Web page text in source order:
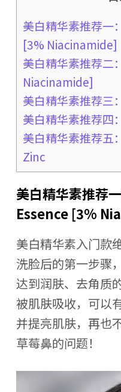
美白精华素推荐一
[3% Niacinamide]
美白精华素推荐二
Niacinamide]
美白精华素推荐三
美白精华素推荐四
美白精华素推荐五
Zinc
美白精华素推荐
Essence [3%
美白精华素入门款
洗脸后的第一步骤
达到润肤、去角质
被肌肤吸收，可以
并提亮肌肤，再也
草莓鼻的问题！